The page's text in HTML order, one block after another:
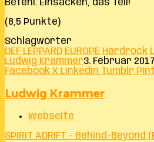
Befehl: Einsacken, das Teil!
(8,5 Punkte)
Schlagwörter
DEF LEPPARD EUROPE Hardrock
Ludwig Krammer3. Februar 2017
Facebook X LinkedIn Tumblr
Ludwig Krammer
Webseite
SPIRIT ADRIFT - Behind-Beyond